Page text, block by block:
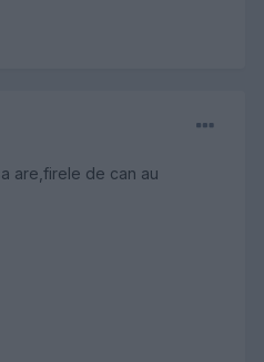
are,firele de can au